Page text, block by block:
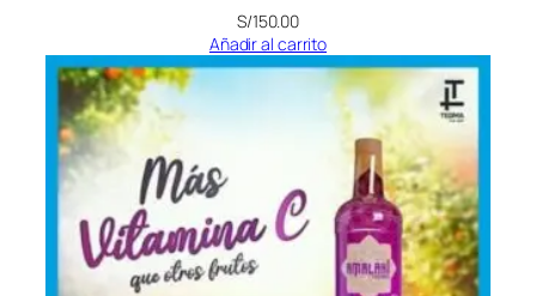
S/150.00
Añadir al carrito